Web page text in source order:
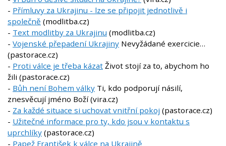
- Přímluvy za Ukrajinu - lze se připojit jednotlivě i
společně (modlitba.cz)
- Text modlitby za Ukrajinu (modlitba.cz)
- Vojenské přepadení Ukrajiny Nevyžádané exercicie…
(pastorace.cz)
- Proti válce je třeba kázat Život stojí za to, abychom ho
žili (pastorace.cz)
- Bůh není Bohem války Ti, kdo podporují násilí,
znesvěcují jméno Boží (vira.cz)
- Za každé situace si uchovat vnitřní pokoj (pastorace.cz)
- Užitečné informace pro ty, kdo jsou v kontaktu s
uprchlíky (pastorace.cz)
- Papež František k válce na Ukrajině